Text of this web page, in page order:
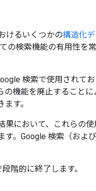
けるいくつかの構造化
の検索機能の有用性を
検索で使用されてお
機能を廃止することに
す。
果において、これらの使
す。Google 検索（および
階的に終了します。